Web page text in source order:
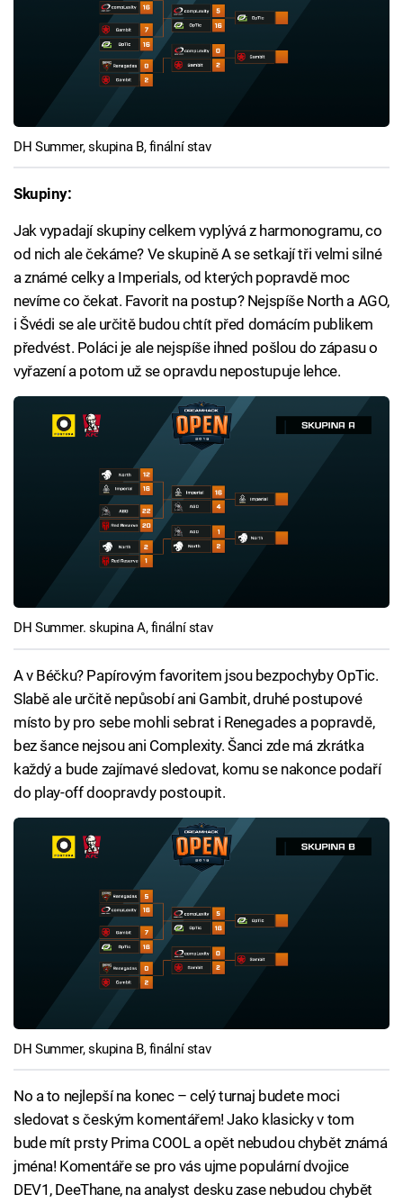
DH Summer, skupina B, finální stav
Skupiny:
Jak vypadají skupiny celkem vyplývá z harmonogramu, co
od nich ale čekáme? Ve skupině A se setkají tři velmi silné
a známé celky a Imperials, od kterých popravdě moc
nevíme co čekat. Favorit na postup? Nejspíše North a AGO,
i Švédi se ale určitě budou chtít před domácím publikem
předvést. Poláci je ale nejspíše ihned pošlou do zápasu o
vyřazení a potom už se opravdu nepostupuje lehce.
DH Summer. skupina A, finální stav
A v Béčku? Papírovým favoritem jsou bezpochyby OpTic.
Slabě ale určitě nepůsobí ani Gambit, druhé postupové
místo by pro sebe mohli sebrat i Renegades a popravdě,
bez šance nejsou ani Complexity. Šanci zde má zkrátka
každý a bude zajímavé sledovat, komu se nakonce podaří
do play-off doopravdy postoupit.
DH Summer, skupina B, finální stav
No a to nejlepší na konec – celý turnaj budete moci
sledovat s českým komentářem! Jako klasicky v tom
bude mít prsty Prima COOL a opět nebudou chybět známá
jména! Komentáře se pro vás ujme populární dvojice
DEV1, DeeThane, na analyst desku zase nebudou chybět